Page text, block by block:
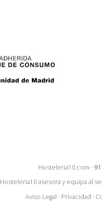
Hosteleria10.com ·
Hosteleria10 asesora y equipa al
Aviso Legal · Privacidad ·